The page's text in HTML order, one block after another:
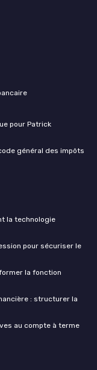
pour Patrick
général des impôts
la technologie
pour sécuriser le
la fonction
: structurer la
au compte à terme